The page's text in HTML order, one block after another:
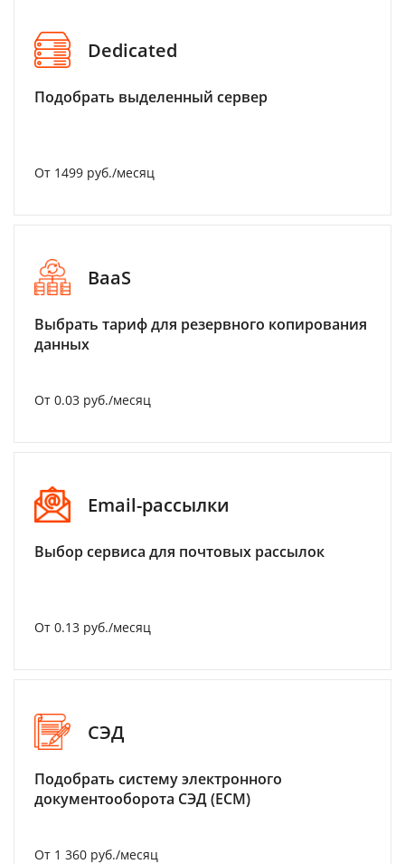
Dedicated
Подобрать выделенный сервер
От 1499 руб./месяц
BaaS
Выбрать тариф для резервного копирования
данных
От 0.03 руб./месяц
Email-рассылки
Выбор сервиса для почтовых рассылок
От 0.13 руб./месяц
СЭД
Подобрать систему электронного
документооборота СЭД (ECM)
От 1 360 руб./месяц